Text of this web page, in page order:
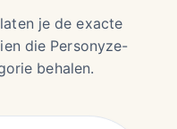
je de exacte
die Personyze-
behalen.